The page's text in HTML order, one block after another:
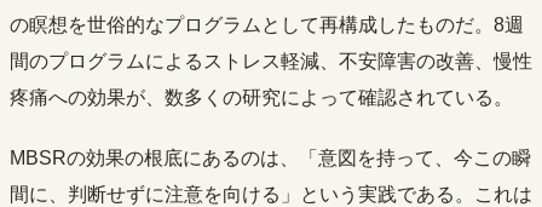
の瞑想を世俗的なプログラムとして再構成したものだ。8週
間のプログラムによるストレス軽減、不安障害の改善、慢性
疼痛への効果が、数多くの研究によって確認されている。
MBSRの効果の根底にあるのは、「意図を持って、今この瞬
間に、判断せずに注意を向ける」という実践である。これは